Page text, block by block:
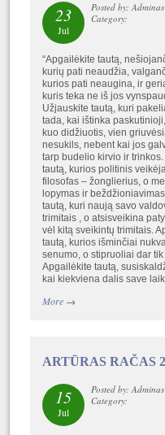
23
Jul
Posted by: Adminas
Category:
“Apgailėkite tautą,
kurių pati neaudžia,
kurios pati neaugina, ir
kuris teka ne iš jos
Užjauskite tautą, kuri
tada, kai ištinka
kuo didžiuotis, vien
nesukils, nebent kai jos
tarp budelio kirvio ir
tautą, kurios politinis
filosofas – žonglierius, o
lopymas ir
tautą, kuri naują savo
trimitais , o atsisveikina
vėl kitą sveikintų trimitais.
tautą, kurios išminčiai
senumo, o stipruoliai dar
Apgailėkite tautą,
kai kiekviena dalis save
More→
ARTŪRAS RAČAS
15
Jul
Posted by: Adminas
Category: